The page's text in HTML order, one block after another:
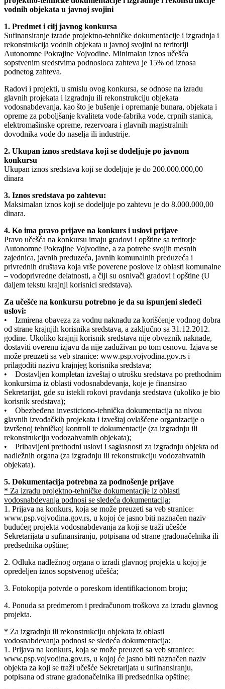
vodnih objekata u javnoj svojini
1. Predmet i cilj javnog konkursa
Sufinansiranje izrade projektno-tehničke dokumentacije i izgradnja i
rekonstrukcija vodnih objekata u javnoj svojini na teritoriji
Autonomne Pokrajine Vojvodine. Minimalan iznos učešća
sopstvenim sredstvima podnosioca zahteva je 15% od iznosa
podnetog zahteva.
Radovi i projekti, u smislu ovog konkursa, se odnose na izradu
glavnih projekata i izgradnju ili rekonstrukciju objekata
vodosnabdevanja, kao što je bušenje i opremanje bunara, objekata i
opreme za poboljšanje kvaliteta vode-fabrika vode, crpnih stanica,
elektromašinske opreme, rezervoara i glavnih magistralnih
dovodnika vode do naselja ili industrije.
2. Ukupan iznos sredstava koji se dodeljuje po javnom
konkursu
Ukupan iznos sredstava koji se dodeljuje je do 200.000.000,00
dinara
3. Iznos sredstava po zahtevu:
Maksimalan iznos koji se dodeljuje po zahtevu je do 8.000.000,00
dinara.
4. Ko ima pravo prijave na konkurs i uslovi prijave
Pravo učešća na konkursu imaju gradovi i opštine sa teritorje
Autonomne Pokrajine Vojvodine, a za potrebe svojih mesnih
zajednica, javnih preduzeća, javnih komunalnih preduzeća i
privrednih društava koja vrše poverene poslove iz oblasti komunalne
– vodoprivredne delatnosti, a čiji su osnivači gradovi i opštine (U
daljem tekstu krajnji korisnici sredstava).
Za učešće na konkursu potrebno je da su ispunjeni sledeći
uslovi:
• Izmirena obaveza za vodnu naknadu za korišćenje vodnog dobra
od strane krajnjih korisnika sredstava, a zaključno sa 31.12.2012.
godine. Ukoliko krajnji korisnik sredstava nije obveznik naknade,
dostaviti overenu izjavu da nije zaduživan po tom osnovu. Izjava se
može preuzeti sa veb stranice: www.psp.vojvodina.gov.rs i
prilagoditi nazivu krajnjeg korisnika sredstava;
• Dostavljen kompletan izveštaj o utrošku sredstava po prethodnim
konkursima iz oblasti vodosnabdevanja, koje je finansirao
Sekretarijat, gde su istekli rokovi pravdanja sredstava (ukoliko je bio
korisnik sredstava);
• Obezbeđena investiciono-tehnička dokumentacija na nivou
glavnih izvođačkih projekata i izveštaj ovlašćene organizacije o
izvršenoj tehničkoj kontroli te dokumentacije (za izgradnju ili
rekonstrukciju vodozahvatnih objekata);
• Pribavljeni prethodni uslovi i saglasnosti za izgradnju objekta od
nadležnih organa (za izgradnju ili rekonstrukciju vodozahvatnih
objekata).
5. Dokumentacija potrebna za podnošenje prijave
* Za izradu projektno-tehničke dokumentacije iz oblasti
vodosnabdevanja podnosi se sledeća dokumentacija:
1. Prijava na konkurs, koja se može preuzeti sa veb stranice:
www.psp.vojvodina.gov.rs, u kojoj će jasno biti naznačen naziv
budućeg projekta vodosnabdevanja za koji se traži učešće
Sekretarijata u sufinansiranju, potpisana od strane gradonačelnika ili
predsednika opštine;
2. Odluka nadležnog organa o izradi glavnog projekta u kojoj je
opredeljen iznos sopstvenog učešća;
3. Fotokopija potvrde o poreskom identifikacionom broju;
4. Ponuda sa predmerom i predračunom troškova za izradu glavnog
projekta.
* Za izgradnju ili rekonstrukciju objekata iz oblasti
vodosnabdevanja podnosi se sledeća dokumentacija:
1. Prijava na konkurs, koja se može preuzeti sa veb stranice:
www.psp.vojvodina.gov.rs, u kojoj će jasno biti naznačen naziv
objekta za koji se traži učešće Sekretarijata u sufinansiranju,
potpisana od strane gradonačelnika ili predsednika opštine;